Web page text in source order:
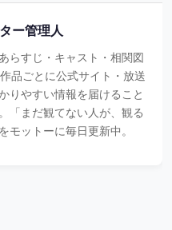
ー管理人
らすじ・キャスト・相関図
品ごとに公式サイト・放送
りやすい情報を届けること
「まだ観てない人が、観る
モットーに毎日更新中。